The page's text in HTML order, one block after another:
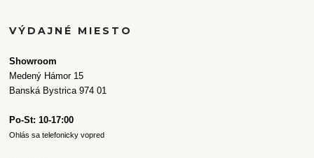
VÝDAJNÉ MIESTO
Showroom
Medený Hámor 15
Banská Bystrica 974 01
Po-St: 10-17:00
Ohlás sa telefonicky vopred